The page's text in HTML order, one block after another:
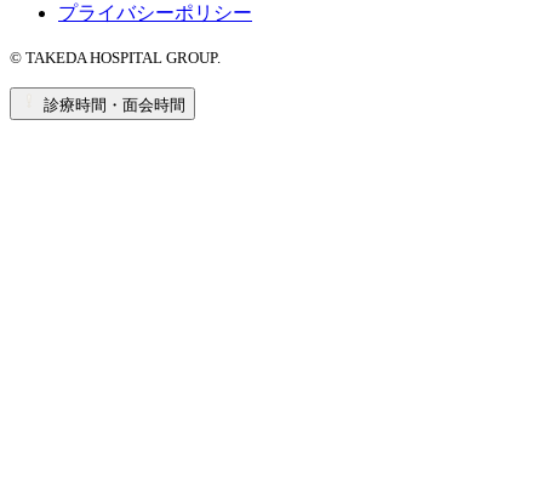
プライバシーポリシー
© TAKEDA HOSPITAL GROUP.
診療時間・面会時間